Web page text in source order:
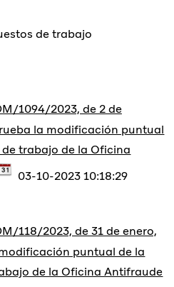
de trabajo
1094/2023, de 2 de
la modificación puntual
trabajo de la Oficina
03-10-2023 10:18:29
118/2023, de 31 de enero,
puntual de la
de la Oficina Antifraude